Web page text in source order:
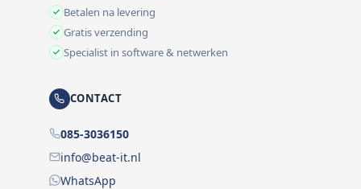
Betalen na levering
Gratis verzending
Specialist in software & netwerken
CONTACT
085-3036150
info@beat-it.nl
WhatsApp